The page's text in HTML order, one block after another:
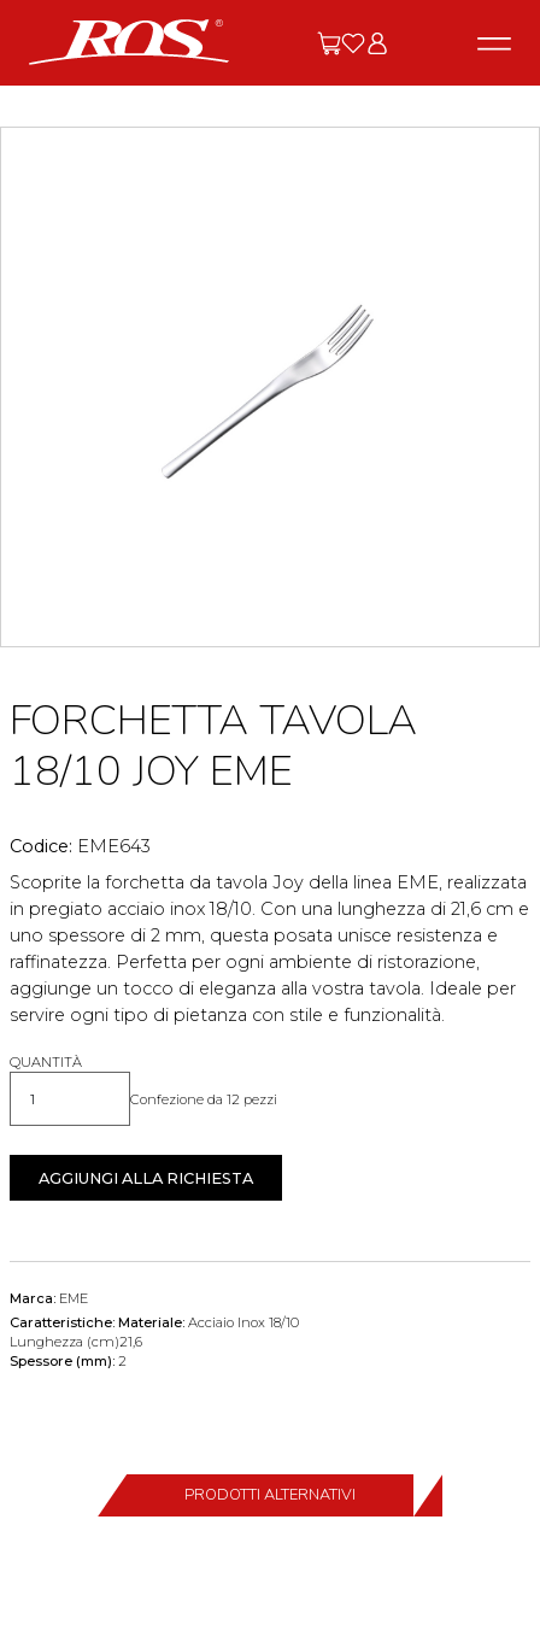
FORCHETTA TAVOLA
18/10 JOY EME
Codice: EME643
Scoprite la forchetta da tavola Joy della linea EME, realizzata
in pregiato acciaio inox 18/10. Con una lunghezza di 21,6 cm e
uno spessore di 2 mm, questa posata unisce resistenza e
raffinatezza. Perfetta per ogni ambiente di ristorazione,
aggiunge un tocco di eleganza alla vostra tavola. Ideale per
servire ogni tipo di pietanza con stile e funzionalità.
QUANTITÀ
Quantità Confezione da 12 pezzi
AGGIUNGI ALLA RICHIESTA
Marca: EME
Caratteristiche: Materiale: Acciaio Inox 18/10
Lunghezza (cm)21,6
Spessore (mm): 2
PRODOTTI ALTERNATIVI